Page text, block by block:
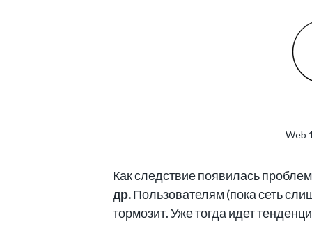
Web
Как следствие появилась
др.Пользователям (пока сеть
тормозит. Уже тогда идет